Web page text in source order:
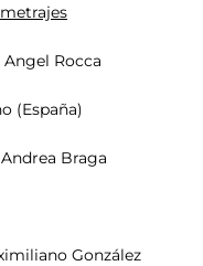
Rocca
(España)
Braga
González